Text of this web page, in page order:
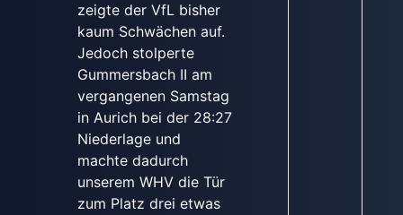
zeigte der VfL bisher
kaum Schwächen auf.
Jedoch stolperte
Gummersbach II am
vergangenen Samstag
in Aurich bei der 28:27
Niederlage und
machte dadurch
unserem WHV die Tür
zum Platz drei etwas